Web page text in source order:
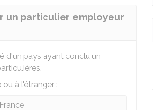
un particulier employeur
d'un pays ayant conclu un
à l'étranger :